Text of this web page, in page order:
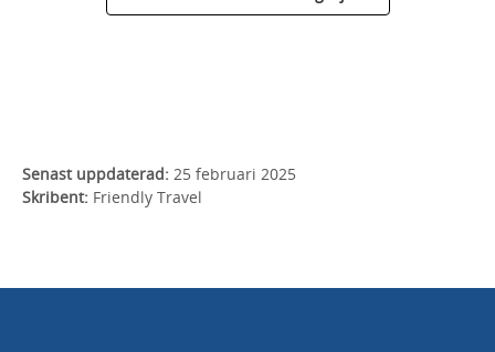
Senast uppdaterad: 25 februari 2025
Skribent: Friendly Travel